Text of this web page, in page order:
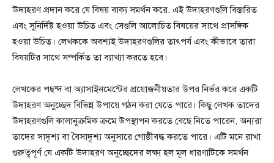
উদাহরণ প্রদান করে যে বিষয় বাক্য সমর্থন করে. এই উদাহরণগুলি বিস্তারিত
এবং সুনির্দিষ্ট হওয়া উচিত এবং সেগুলি আলোচিত বিষয়ের সাথে প্রাসঙ্গিক
হওয়া উচিত। লেখককে অবশ্যই উদাহরণগুলির তাৎপর্য এবং কীভাবে তারা
বিষয়টির সাথে সম্পর্কিত তা ব্যাখ্যা করতে হবে।
লেখকের পছন্দ বা অ্যাসাইনমেন্টের প্রয়োজনীয়তার উপর নির্ভর করে একটি
উদাহরণ অনুচ্ছেদ বিভিন্ন উপায়ে গঠন করা যেতে পারে। কিছু লেখক তাদের
উদাহরণগুলি কালানুক্রমিক ক্রমে উপস্থাপন করতে বেছে নিতে পারেন, অন্যরা
তাদের সাদৃশ্য বা বৈসাদৃশ্য অনুসারে গোষ্ঠীবদ্ধ করতে পারে। এটি মনে রাখা
গুরুত্বপূর্ণ যে একটি উদাহরণ অনুচ্ছেদের লক্ষ্য হল মূল ধারণাটিকে সমর্থন